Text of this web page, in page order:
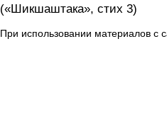
(«Шикшаштака», стих 3)
При использовании материалов с